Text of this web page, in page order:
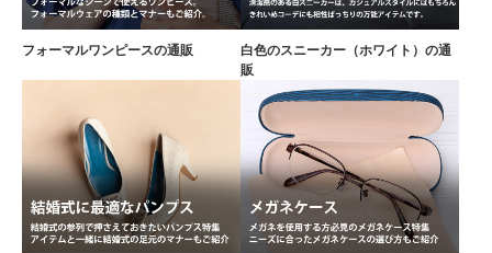
フォーマルワンピースの通販
白色のスニーカー（ホワイト）の通
販